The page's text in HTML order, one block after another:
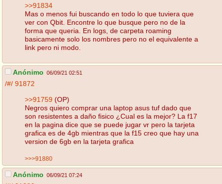
>>91834
Mas o menos fui buscando en todo lo que tuviera que
ver con Qbit. Encontre lo que busque pero no de la
forma que queria. En logs, de carpeta roaming
basicamente solo los nombres pero no el equivalente a
link pero ni modo.
Anónimo 06/09/21 02:51
/#/ 91872
>>91759 (OP)
Negros quiero comprar una laptop asus tuf dado que
son resistentes a daño fisico ¿Cual es la mejor? La f17
en la pagina dice que se puede jugar vr pero la tarjeta
grafica es de 4gb mientras que la f15 creo que hay una
version de 6gb en la tarjeta grafica
>>>91880
Anónimo 06/09/21 07:24